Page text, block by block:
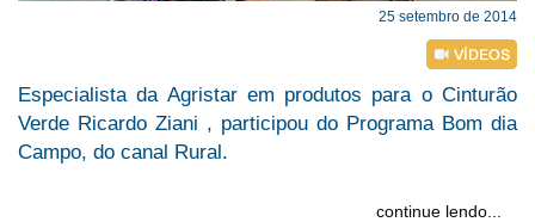
25 setembro de 2014
Especialista da Agristar em produtos para o Cinturão
Verde Ricardo Ziani , participou do Programa Bom dia
Campo, do canal Rural.
continue lendo...